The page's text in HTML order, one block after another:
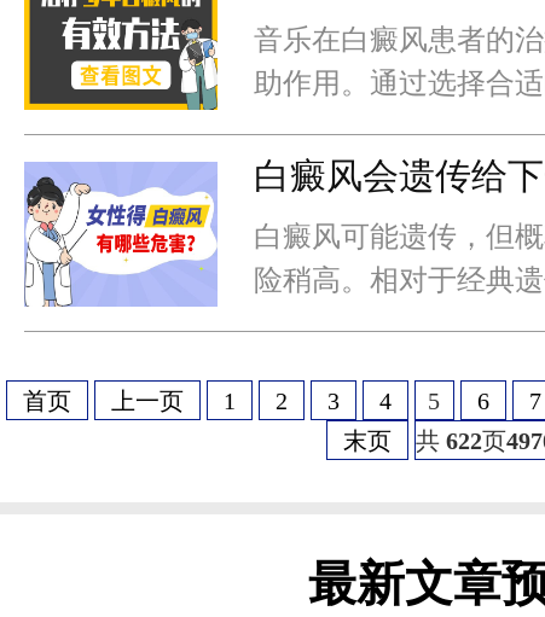
音乐在白癜风患者的
助作用。通过选择合
式，白癜风患者可以
压力和不好的情绪，
白癜风会遗传给
白癜风可能遗传，但
险稍高。相对于经典
病等，其遗传概率并
首页 上一页 1 2 3 4 5 6 7
末页
共 622页
最新文章